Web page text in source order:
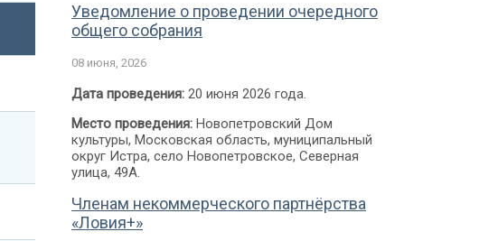
Уведомление о проведении очередного
общего собрания
08 июня, 2026
Дата проведения: 20 июня 2026 года.
Место проведения: Новопетровский Дом
культуры, Московская область, муниципальный
округ Истра, село Новопетровское, Северная
улица, 49А.
Членам некоммерческого партнёрства
«Ловия+»